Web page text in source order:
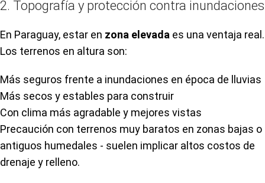
2. Topografía y protección contra inundaciones
En Paraguay, estar en zona elevada es una ventaja real.
Los terrenos en altura son:
Más seguros frente a inundaciones en época de lluvias
Más secos y estables para construir
Con clima más agradable y mejores vistas
Precaución con terrenos muy baratos en zonas bajas o
antiguos humedales - suelen implicar altos costos de
drenaje y relleno.